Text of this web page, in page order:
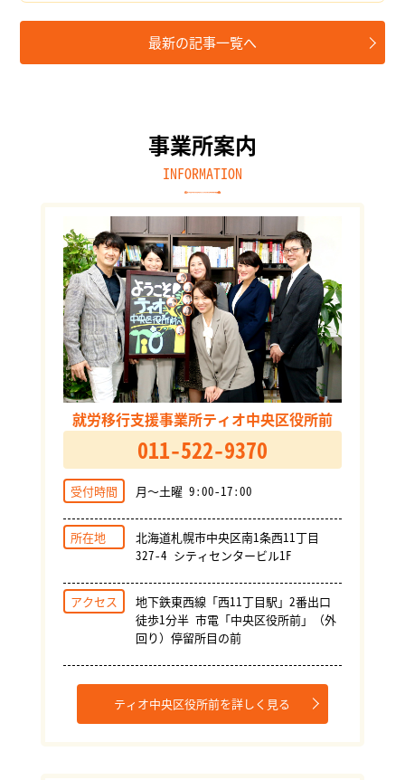
最新の記事一覧へ
事業所案内
INFORMATION
就労移行支援事業所ティオ中央区役所前
011-522-9370
受付時間 月～土曜 9:00-17:00
所在地
北海道札幌市中央区南1条西11丁目
327-4 シティセンタービル1F
アクセス
地下鉄東西線「西11丁目駅」2番出口
徒歩1分半 市電「中央区役所前」（外
回り）停留所目の前
ティオ中央区役所前を詳しく見る